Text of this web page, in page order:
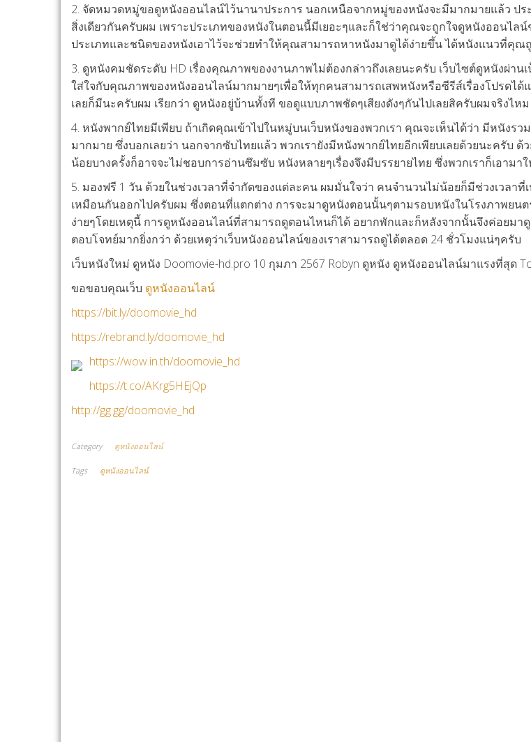
2. จัดหมวดหมู่ขอดูหนังออนไลน์ไว้นานาประการ นอกเหนือจากหมู่ของหนังจะมีมากมายแล้ว ป
สิ่งเดียวกันครับผม เพราะประเภทของหนังในตอนนี้มีเยอะๆและก็ใช่ว่าคุณจะถูกใจดูหนังออนไล
ประเภทและชนิดของหนังเอาไว้จะช่วยทำให้คุณสามารถหาหนังมาดูได้ง่ายขึ้น ได้หนังแนวที่คุณ
3. ดูหนังคมชัดระดับ HD เรื่องคุณภาพของงานภาพไม่ต้องกล่าวถึงเลยนะครับ เว็บไซต์ดูหนังผ่าน
ใส่ใจกับคุณภาพของหนังออนไลน์มากมายๆเพื่อให้ทุกคนสามารถเสพหนังหรือซีรีส์เรื่องโปรดได้
เลยก็มีนะครับผม เรียกว่า ดูหนังอยู่บ้านทั้งที ขอดูแบบภาพชัดๆเสียงดังๆกันไปเลยสิครับผมจริงไหม
4. หนังพากย์ไทยมีเพียบ ถ้าเกิดคุณเข้าไปในหมู่บนเว็บหนังของพวกเรา คุณจะเห็นได้ว่า มีหนังรว
มากมาย ซึ่งบอกเลยว่า นอกจากซับไทยแล้ว พวกเรายังมีหนังพากย์ไทยอีกเพียบเลยด้วยนะครับ ด้
น้อยบางครั้งก็อาจจะไม่ชอบการอ่านซึมซับ หนังหลายๆเรื่องจึงมีบรรยายไทย ซึ่งพวกเราก็เอาม
5. มองฟรี 1 วัน ด้วยในช่วงเวลาที่จำกัดของแต่ละคน ผมมั่นใจว่า คนจำนวนไม่น้อยก็มีช่วงเวลา
เหมือนกันออกไปครับผม ซึ่งตอนที่แตกต่าง การจะมาดูหนังตอนนั้นๆตามรอบหนังในโรงภาพยน
ง่ายๆโดยเหตุนี้ การดูหนังออนไลน์ที่สามารถดูตอนไหนก็ได้ อยากพักและก็หลังจากนั้นจึงค่อยมา
ตอบโจทย์มากยิ่งกว่า ด้วยเหตุว่าเว็บหนังออนไลน์ของเราสามารถดูได้ตลอด 24 ชั่วโมงแน่ๆครับ
เว็บหนังใหม่ ดูหนัง Doomovie-hd.pro 10 กุมภา 2567 Robyn ดูหนัง ดูหนังออนไลน์มาแรงที่สุด
ขอขอบคุณเว็บ ดูหนังออนไลน์
https://bit.ly/doomovie_hd
https://rebrand.ly/doomovie_hd
https://wow.in.th/doomovie_hd
https://t.co/AKrg5HEjQp
http://gg.gg/doomovie_hd
Category ดูหนังออนไลน์
Tags ดูหนังออนไลน์